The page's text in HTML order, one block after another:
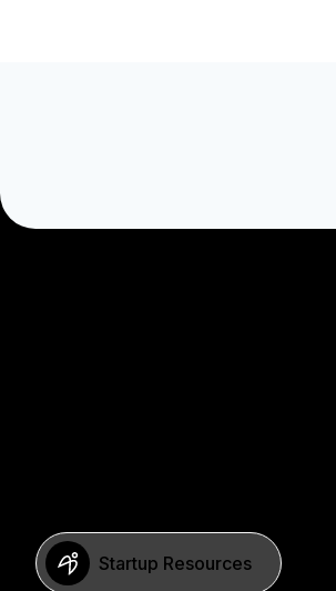
Startup Resources